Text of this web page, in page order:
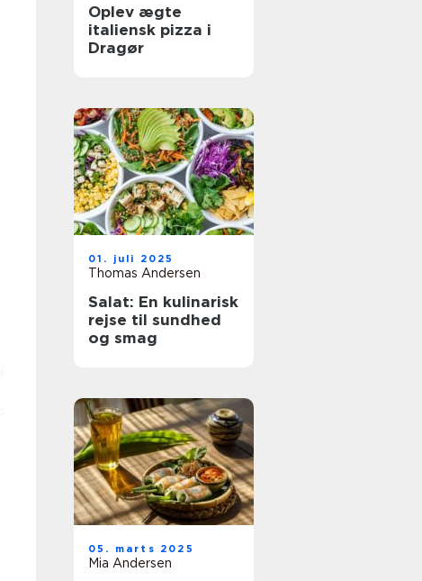
Oplev ægte
italiensk pizza i
Dragør
01. juli 2025
Thomas Andersen
Salat: En kulinarisk
rejse til sundhed
og smag
05. marts 2025
Mia Andersen